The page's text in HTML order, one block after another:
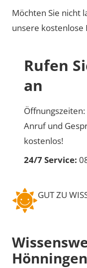
Möchten Sie nicht
unsere kostenlose
Rufen
an
Anruf und
kostenlos!
24/7 Service:
GUT ZU
Hönningen